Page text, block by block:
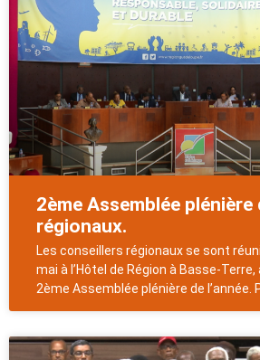
2ème Assemblée plénière
régionaux.
Les conseillers régionaux se sont
mai à l’Hôtel de Région à Basse-
2ème Assemblée plénière de l’année.